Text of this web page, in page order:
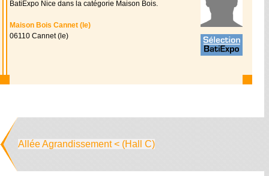
BatiExpo Nice dans la catégorie Maison Bois.
Maison Bois Cannet (le)
06110 Cannet (le)
Allée Agrandissement < (Hall C)